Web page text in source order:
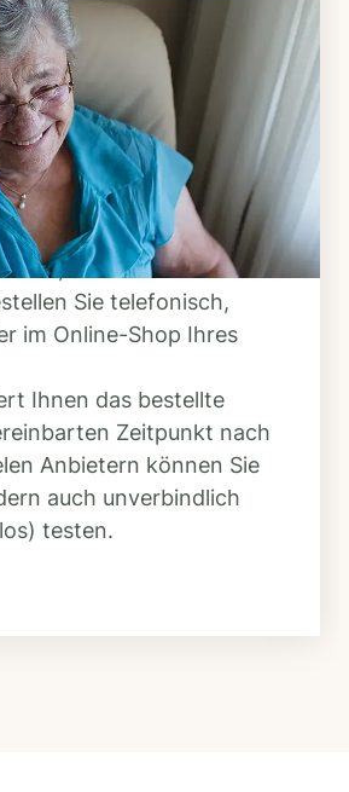
& liefern
aus dem Speiseplan
aus, was Ihnen
Sie telefonisch,
im Online-Shop Ihres
Ihnen das bestellte
Zeitpunkt nach
Anbietern können Sie
auch unverbindlich
testen.